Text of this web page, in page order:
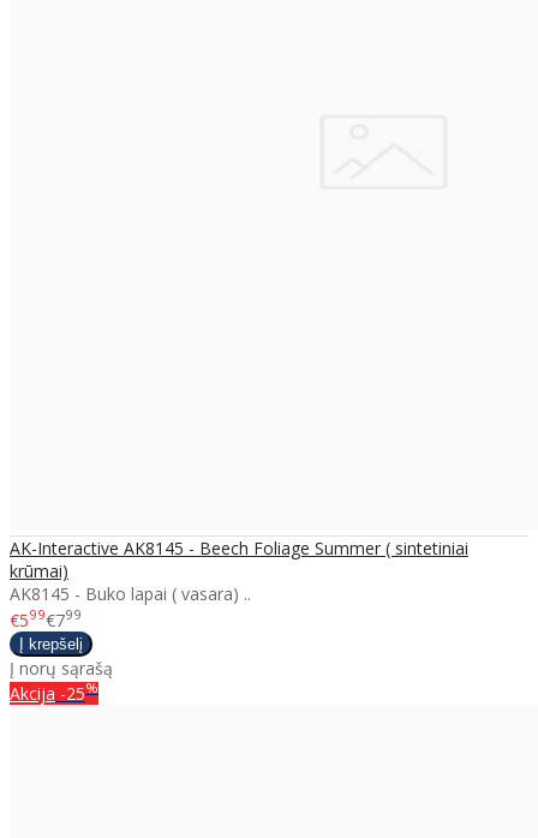
AK-Interactive AK8145 - Beech Foliage Summer ( sintetiniai
krūmai)
AK8145 - Buko lapai ( vasara) ..
€599€799
Į norų sąrašą
Akcija -25%